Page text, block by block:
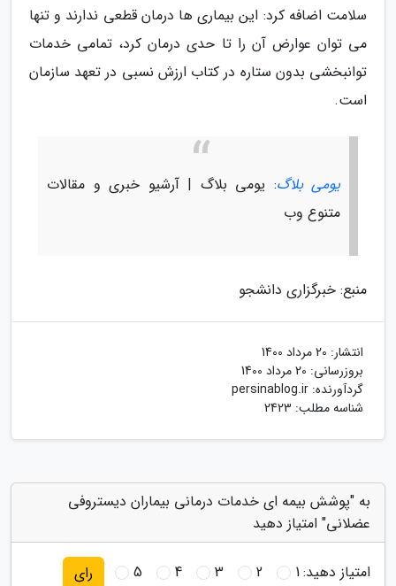
سلامت اضافه کرد: این بیماری ها درمان قطعی ندارند و تنها
می توان عوارض آن را تا حدی درمان کرد، تمامی خدمات
توانبخشی بدون ستاره در کتاب ارزش نسبی در تعهد سازمان
است.
یومی بلاگ: یومی بلاگ | آرشیو خبری و مقالات
متنوع وب
منبع: خبرگزاری دانشجو
انتشار: 20 مرداد 1400
بروزرسانی: 20 مرداد 1400
گردآورنده: persinablog.ir
شناسه مطلب: 2423
به "پوشش بیمه ای خدمات درمانی بیماران دیستروفی
عضلانی" امتیاز دهید
امتیاز دهید:1
2
3
4
5 رای